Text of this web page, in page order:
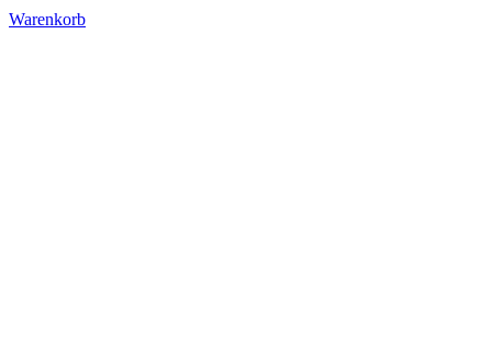
Warenkorb